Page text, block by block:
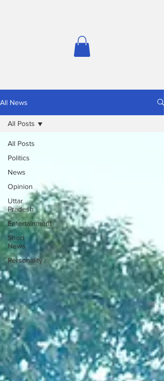
All News
All Posts
Politics
News
Opinion
Uttar
Pradesh
Entertainment
Short
News
Personality
All Posts